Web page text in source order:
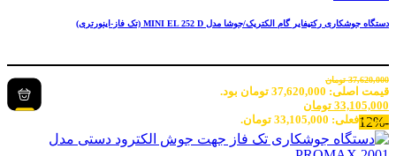
دستگاه جوشکاری رکتیفایر گام الکتریک/جوشا مدل MINI EL 252 D (تک فاز-اینورتری)
37,620,000 تومان
قیمت اصلی: 37,620,000 تومان بود.
33,105,000 تومان
قیمت فعلی: 33,105,000 تومان.-12%